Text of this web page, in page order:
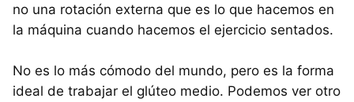
no una rotación externa que es lo que hacemos en
la máquina cuando hacemos el ejercicio sentados.
No es lo más cómodo del mundo, pero es la forma
ideal de trabajar el glúteo medio. Podemos ver otro